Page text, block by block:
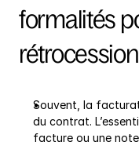
formalités
Souvent, la
du contrat.
facture ou une